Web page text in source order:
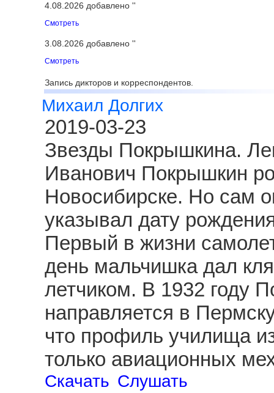
4.08.2026 добавлено ''
Смотреть
3.08.2026 добавлено ''
Смотреть
Запись дикторов и корреспондентов.
Михаил Долгих
2019-03-23
Звезды Покрышкина.
Иванович Покрышкин
Новосибирске. Но сам
указывал дату
Первый в жизни
день мальчишка дал
летчиком. В 1932 году
направляется в
что профиль училища
только авиационных
Скачать Слушать